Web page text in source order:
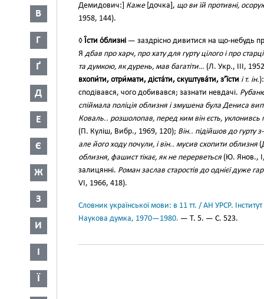
В
Г
Ґ
Д
Е
Є
Ж
З
И
І
Ї
Демидович:] Каже[дочка], що ви їй противні,
1958, 144).
◊ Ї́сти о́близні — заздрісно дивитися на що-небудь
Я дбав про харч, про хату для гурту цілого і про
та думкою, як дурень, мав багатіти… (Л. Укр., III,
вхопи́ти, отри́мати, діста́ти, скуштува́ти, з’ї́сти і т. ін.
сподівався, чого добивався; зазнати невдачі.
спіймала поліція облизня і змушена була Дениса
Коваль.. розшолопав, перед ким він єсть, уклонивсь
(П. Куліш, Вибр., 1969, 120); Він.. підійшов до гурту
але його ходу почули, і він.. мусив схопити облизня
облизня, фашист тікає, як не перерветься (Ю. Янов., І,
залицянні. Роман заслав старостів до однієї дуже
VI, 1966, 418).
Словник української мови: в 11 тт. / АН УРСР.
Наукова думка, 1970—1980. — Т. 5. — С. 523.